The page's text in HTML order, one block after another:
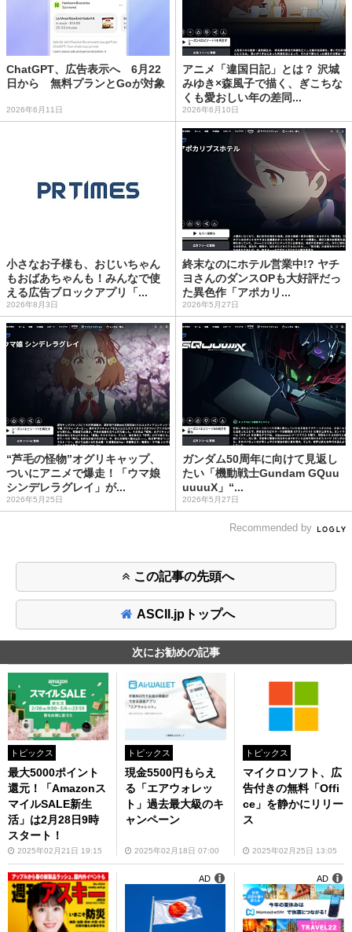
ChatGPT、広告表示へ 6月22
日から 無料プランとGoが対象
2026年6月11日
アニメ「違国日記」とは？ 沢城
みゆき×森風子で描く、ぎこちな
くも愛おしい年の差同...
2026年6月10日
小さなお子様も、おじいちゃん
もおばあちゃんも！みんなで使
える広告ブロックアプリ「...
2026年8月3日
終末なのにホテル営業中!? ヤチ
ヨさんのダンスOPも大好評だっ
た異色作「アポカリ...
2026年5月27日
“芦毛の怪物”オグリキャップ、
ついにアニメで爆走！「ウマ娘
シンデレラグレイ」が...
2026年5月25日
ガンダム50周年に向けて見返し
たい「機動戦士Gundam GQuu
uuuuX」“...
2026年5月27日
Recommended by
この記事の先頭へ
ASCII.jpトップへ
次にお勧めの記事
トピックス
最大5000ポイント
還元！「Amazonス
マイルSALE新生
活」は2月28日9時
スタート！
2025年02月21日 19:15
トピックス
現金5500円もらえ
る「エアウォレッ
ト」過去最大級のキ
ャンペーン
2025年02月18日 07:00
トピックス
マイクロソフト、広
告付きの無料「Offi
ce」を静かにリリー
ス
2025年02月25日 13:05
AD AD